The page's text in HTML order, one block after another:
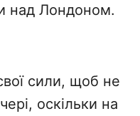
над Лондоном.
сили, щоб не
оскільки на